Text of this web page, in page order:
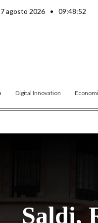
agosto 2026 • 09:48:53
Digital Innovation
Saldi,